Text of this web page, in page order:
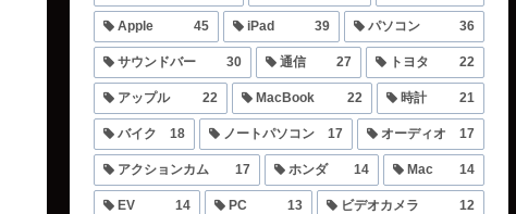
Apple 45 iPad 39 パソコン 36
サウンドバー 30 通信 27 トヨタ 22
アップル 22 MacBook 22 時計 21
バイク 18 ノートパソコン 17 オーディオ 17
アクションカム 17 ホンダ 14 Mac 14
EV 14 PC 13 ビデオカメラ 12